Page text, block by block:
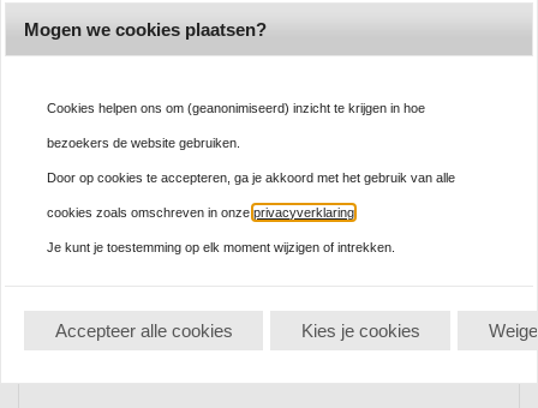
Pallet zakken biologische mestcompost 40l - 50 stuks
Mogen we cookies plaatsen?
Cookies helpen ons om (geanonimiseerd) inzicht te krijgen in hoe
bezoekers de website gebruiken.
Door op cookies te accepteren, ga je akkoord met het gebruik van alle
cookies zoals omschreven in onzeprivacyverklaring
Je kunt je toestemming op elk moment wijzigen of intrekken.
Accepteer alle cookies Kies je cookies